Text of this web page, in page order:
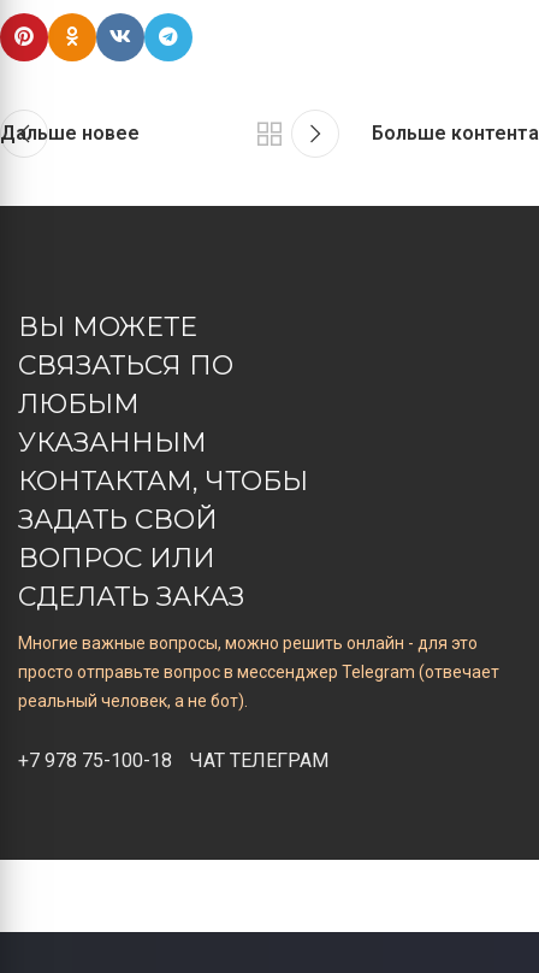
Дальше новее Больше контента
ВЫ МОЖЕТЕ
СВЯЗАТЬСЯ ПО
ЛЮБЫМ
УКАЗАННЫМ
КОНТАКТАМ, ЧТОБЫ
ЗАДАТЬ СВОЙ
ВОПРОС ИЛИ
СДЕЛАТЬ ЗАКАЗ
Многие важные вопросы, можно решить онлайн - для это
просто отправьте вопрос в мессенджер Telegram (отвечает
реальный человек, а не бот).
+7 978 75-100-18 ЧАТ ТЕЛЕГРАМ